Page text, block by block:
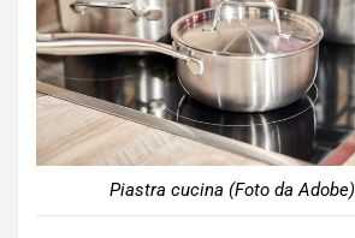
Piastra cucina (Foto da